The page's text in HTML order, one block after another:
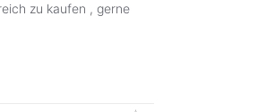
zu kaufen , gerne